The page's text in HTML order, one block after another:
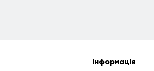
Інформація